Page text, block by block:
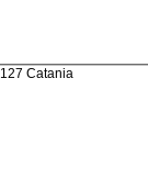
Catania